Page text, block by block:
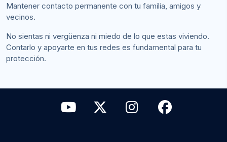
Mantener contacto permanente con tu familia, amigos y
vecinos.
No sientas ni vergüenza ni miedo de lo que estas viviendo.
Contarlo y apoyarte en tus redes es fundamental para tu
protección.